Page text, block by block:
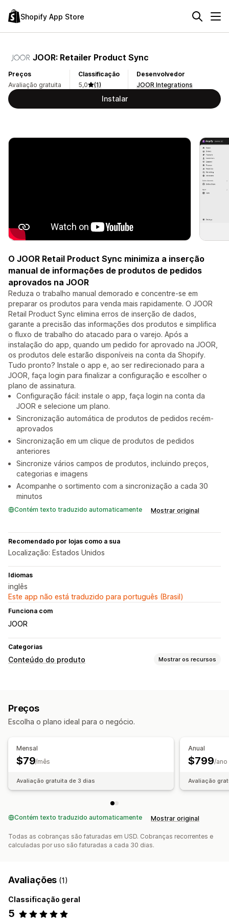
Shopify App Store
JOOR: Retailer Product Sync
Preços
Avaliação gratuita
Classificação
5,0
(1)
Desenvolvedor
JOOR Integrations
Instalar
O JOOR Retail Product Sync minimiza a inserção
manual de informações de produtos de pedidos
aprovados na JOOR
Reduza o trabalho manual demorado e concentre-se em
preparar os produtos para venda mais rapidamente. O JOOR
Retail Product Sync elimina erros de inserção de dados,
garante a precisão das informações dos produtos e simplifica
o fluxo de trabalho do atacado para o varejo. Após a
instalação do app, quando um pedido for aprovado na JOOR,
os produtos dele estarão disponíveis na conta da Shopify.
Tudo pronto? Instale o app e, ao ser redirecionado para a
JOOR, faça login para finalizar a configuração e escolher o
plano de assinatura.
Configuração fácil: instale o app, faça login na conta da
JOOR e selecione um plano.
Sincronização automática de produtos de pedidos recém-
aprovados
Sincronização em um clique de produtos de pedidos
anteriores
Sincronize vários campos de produtos, incluindo preços,
categorias e imagens
Acompanhe o sortimento com a sincronização a cada 30
minutos
Contém texto traduzido automaticamente Mostrar original
Recomendado por lojas como a sua
Localização: Estados Unidos
Idiomas
inglês
Este app não está traduzido para português (Brasil)
Funciona com
JOOR
Categorias
Conteúdo do produto Mostrar os recursos
Preços
Escolha o plano ideal para o negócio.
Mensal
$79/mês
Avaliação gratuita de 3 dias
Anual
$799/ano
Avaliação
Contém texto traduzido automaticamente Mostrar original
Todas as cobranças são faturadas em USD. Cobranças recorrentes e
calculadas por uso são faturadas a cada 30 dias.
Avaliações (1)
Classificação geral
5